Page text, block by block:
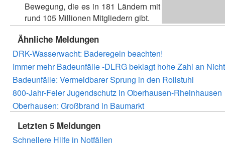
Bewegung, die es in 181 Ländern mit
rund 105 Millionen Mitgliedern gibt.
Ähnliche Meldungen
DRK-Wasserwacht: Baderegeln beachten!
Immer mehr Badeunfälle -DLRG beklagt hohe Zahl an
Badeunfälle: Vermeidbarer Sprung in den Rollstuhl
800-Jahr-Feier Jugendschutz in Oberhausen-Rheinhausen
Oberhausen: Großbrand in Baumarkt
Letzten 5 Meldungen
Schnellere Hilfe in Notfällen